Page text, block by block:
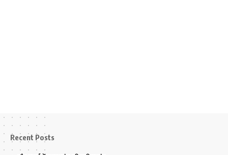
Recent Posts